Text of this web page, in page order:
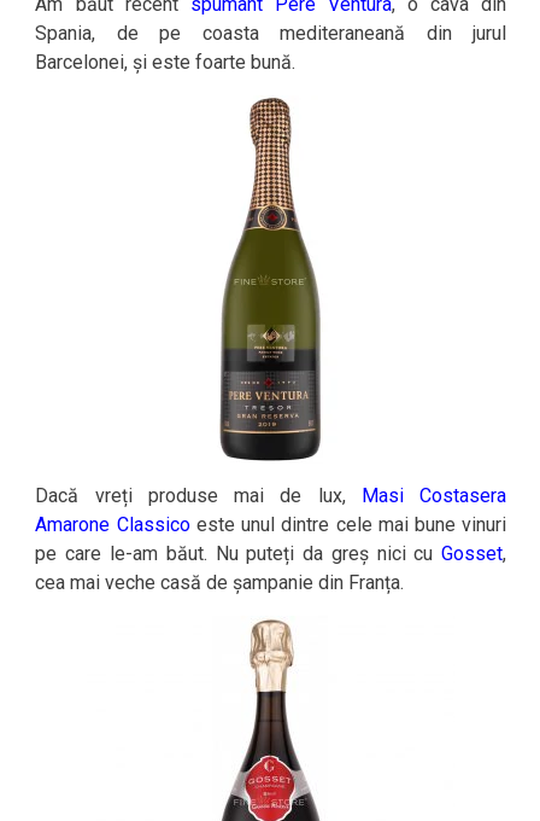
Spania, de pe coasta mediteraneană din jurul
Barcelonei, și este foarte bună.
Dacă vreți produse mai de lux, Masi Costasera
Amarone Classicoeste unul dintre cele mai bune vinuri
pe care le-am băut. Nu puteți da greș nici cuGosset,
cea mai veche casă de șampanie din Franța.